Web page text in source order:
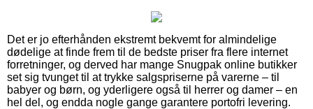
Det er jo efterhånden ekstremt bekvemt for almindelige
dødelige at finde frem til de bedste priser fra flere internet
forretninger, og derved har mange Snugpak online butikker
set sig tvunget til at trykke salgspriserne på varerne – til
babyer og børn, og yderligere også til herrer og damer – en
hel del, og endda nogle gange garantere portofri levering.